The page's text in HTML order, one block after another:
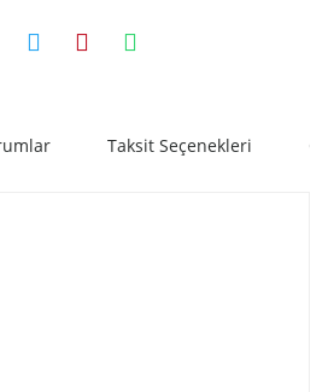
Taksit Seçenekleri